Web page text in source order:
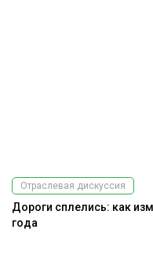
Отраслевая дискуссия
Дороги сплелись: как
года